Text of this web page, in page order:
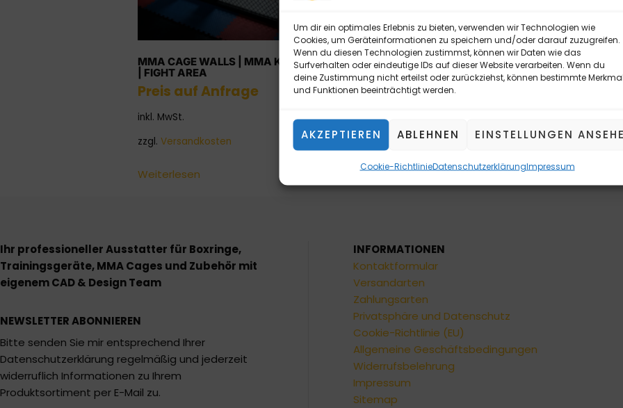
Um dir ein optimales Erlebnis zu bieten, verwenden wir Technologien wie
Cookies, um Geräteinformationen zu speichern und/oder darauf zuzugreifen.
Wenn du diesen Technologien zustimmst, können wir Daten wie das
Surfverhalten oder eindeutige IDs auf dieser Website verarbeiten. Wenn du
deine Zustimmung nicht erteilst oder zurückziehst, können bestimmte
und Funktionen beeinträchtigt werden.
AKZEPTIEREN ABLEHNEN EINSTELLUNGEN
Cookie-RichtlinieDatenschutzerklärungImpressum
MMA CAGE WALLS | MMA KÄFIG WAND
| FIGHT AREA
Preis auf Anfrage
inkl. MwSt.
zzgl.Versandkosten
Weiterlesen
Ihr professioneller Ausstatter für Boxringe,
Trainingsgeräte, MMA Cages und Zubehör mit
eigenem CAD & Design Team
NEWSLETTER ABONNIEREN
Bitte senden Sie mir entsprechend Ihrer
Datenschutzerklärung regelmäßig und jederzeit
widerruflich Informationen zu Ihrem
Produktsortiment per E-Mail zu.
INFORMATIONEN
Kontaktformular
Versandarten
Zahlungsarten
Privatsphäre und Datenschutz
Cookie-Richtlinie (EU)
Allgemeine Geschäftsbedingungen
Widerrufsbelehrung
Impressum
Sitemap